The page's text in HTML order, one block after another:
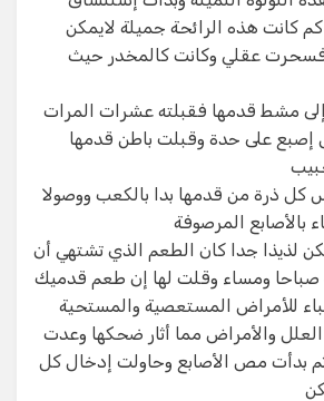
كم كانت هذه الرائحة جميلة لايمكن
عقلي وكانت كالمخدر حيث
مشط قدمها فقبلته عشرات المرات
إصبع على حدة وقبلت باطن قدمها
كل ذرة من قدمها بدا بالكعب ووصولا
بالأصابع المرصوفة
لذيذا جدا كان الطعم الذي تشتهي أن
صباحا ومساء وقلت لها إن طعم قدميك
للأمراض المستعصية والمستحية
العلل والأمراض مما أثار ضحكها وعدت
بدأت مص الأصابع وحاولت إدخال كل